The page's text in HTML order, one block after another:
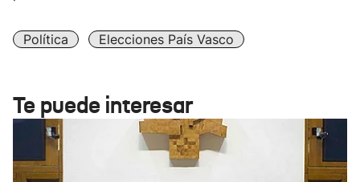
Política Elecciones País Vasco
Te puede interesar